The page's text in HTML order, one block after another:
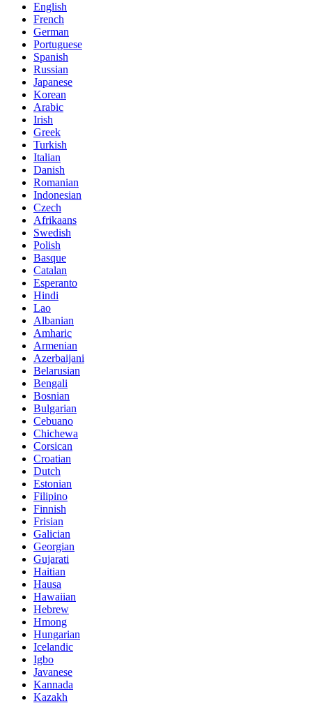
English
French
German
Portuguese
Spanish
Russian
Japanese
Korean
Arabic
Irish
Greek
Turkish
Italian
Danish
Romanian
Indonesian
Czech
Afrikaans
Swedish
Polish
Basque
Catalan
Esperanto
Hindi
Lao
Albanian
Amharic
Armenian
Azerbaijani
Belarusian
Bengali
Bosnian
Bulgarian
Cebuano
Chichewa
Corsican
Croatian
Dutch
Estonian
Filipino
Finnish
Frisian
Galician
Georgian
Gujarati
Haitian
Hausa
Hawaiian
Hebrew
Hmong
Hungarian
Icelandic
Igbo
Javanese
Kannada
Kazakh